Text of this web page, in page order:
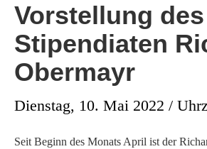
Vorstellung des
Stipendiaten
Obermayr
Dienstag, 10. Mai 2022 /
Seit Beginn des Monats April ist der